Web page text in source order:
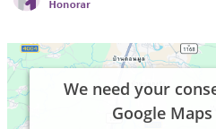
We need your
Google